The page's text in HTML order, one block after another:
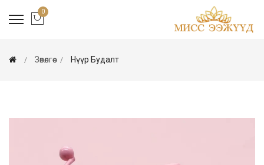
0
Зөвөлгөө Нүүр Будалт